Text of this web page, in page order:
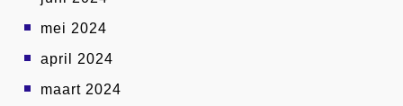
mei 2024
april 2024
maart 2024